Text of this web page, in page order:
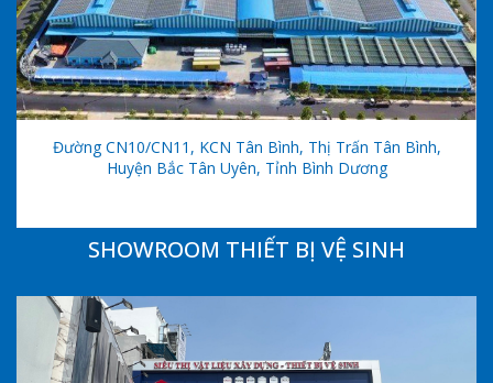
Đường CN10/CN11, KCN Tân Bình, Thị Trấn Tân Bình,
Huyện Bắc Tân Uyên, Tỉnh Bình Dương
SHOWROOM THIẾT BỊ VỆ SINH